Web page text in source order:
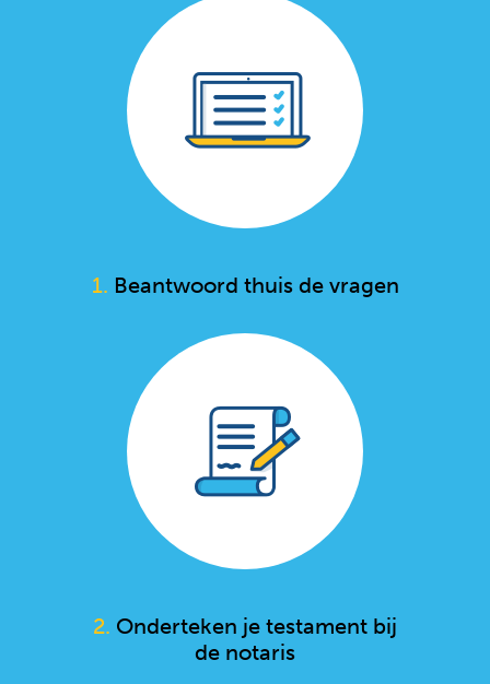
1. Beantwoord thuis de vragen
2. Onderteken je testament bij
de notaris